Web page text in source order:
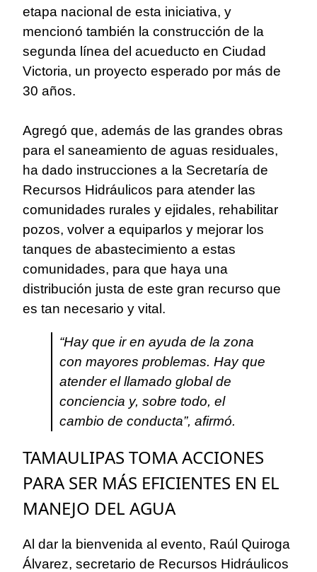
etapa nacional de esta iniciativa, y
mencionó también la construcción de la
segunda línea del acueducto en Ciudad
Victoria, un proyecto esperado por más de
30 años.
Agregó que, además de las grandes obras
para el saneamiento de aguas residuales,
ha dado instrucciones a la Secretaría de
Recursos Hidráulicos para atender las
comunidades rurales y ejidales, rehabilitar
pozos, volver a equiparlos y mejorar los
tanques de abastecimiento a estas
comunidades, para que haya una
distribución justa de este gran recurso que
es tan necesario y vital.
“Hay que ir en ayuda de la zona
con mayores problemas. Hay que
atender el llamado global de
conciencia y, sobre todo, el
cambio de conducta”, afirmó.
TAMAULIPAS TOMA ACCIONES
PARA SER MÁS EFICIENTES EN EL
MANEJO DEL AGUA
Al dar la bienvenida al evento, Raúl Quiroga
Álvarez, secretario de Recursos Hidráulicos